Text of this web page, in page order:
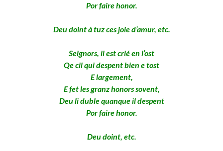
Por faire honor.
Deu doint à tuz ces joie d’amur, etc.
Seignors, il est crié en l’ost
Qe cil qui despent bien e tost
E largement,
E fet les granz honors sovent,
Deu li duble quanque il despent
Por faire honor.
Deu doint, etc.